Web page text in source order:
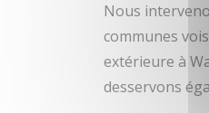
Nous
communes
extérieure à
desservons